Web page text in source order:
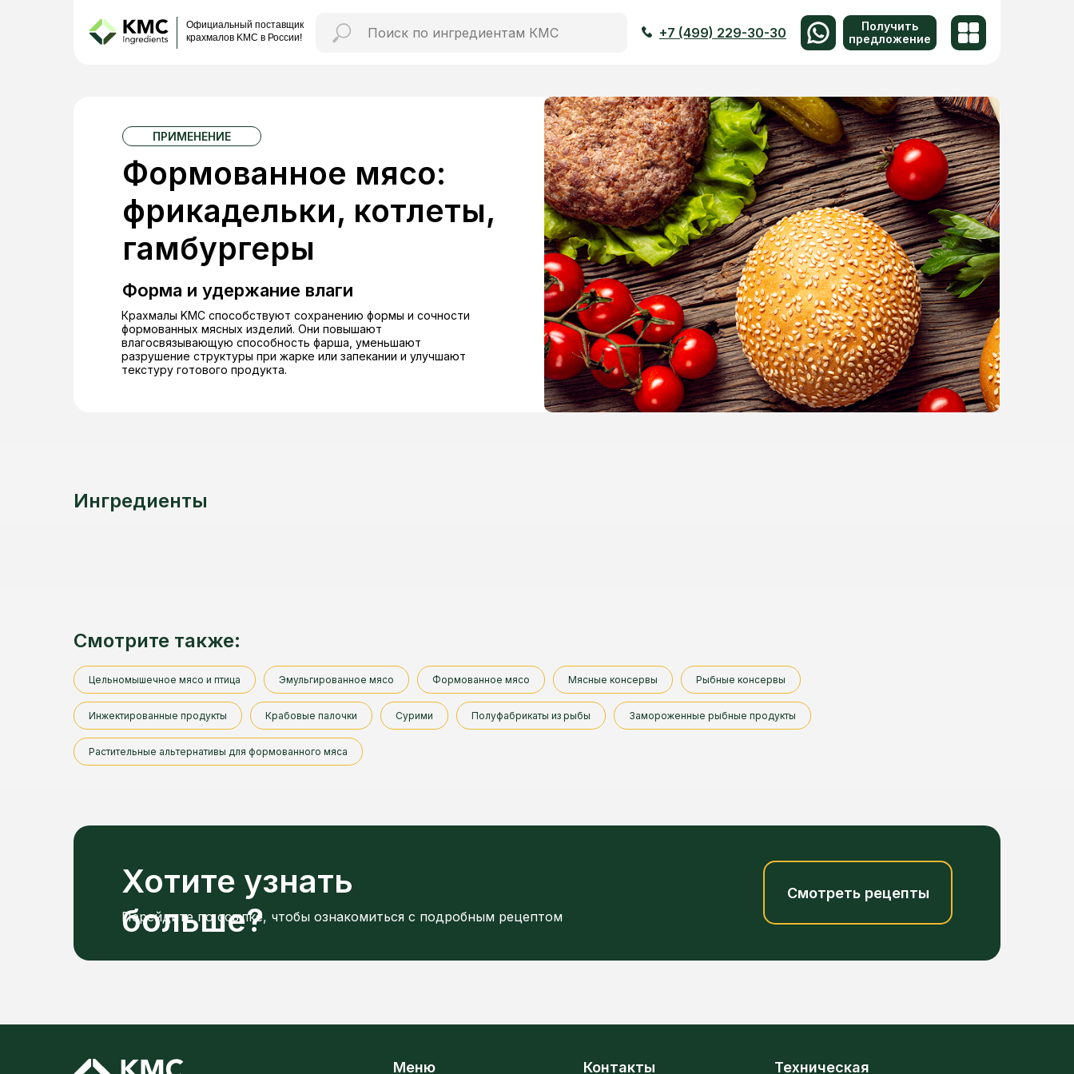
Официальный поставщик
крахмалов KMC в России!
+7 (499) 229-30-30
Получить
предложение
Крахмалы KMC способствуют сохранению формы и сочности
формованных мясных изделий. Они повышают
влагосвязывающую способность фарша, уменьшают
разрушение структуры при жарке или запекании и улучшают
текстуру готового продукта.
Формованное мясо:
фрикадельки, котлеты,
гамбургеры
ПРИМЕНЕНИЕ
Форма и удержание влаги
Ингредиенты
Смотрите также:
Цельномышечное мясо и птица Эмульгированное мясо Формованное мясо Мясные консервы Рыбные консервы
Инжектированные продукты Крабовые палочки Сурими Полуфабрикаты из рыбы Замороженные рыбные продукты
Растительные альтернативы для формованного мяса
Перейдите по ссылке, чтобы ознакомиться с подробным рецептом
Хотите узнать
больше?
Смотреть рецепты
Контакты
Меню Техническая